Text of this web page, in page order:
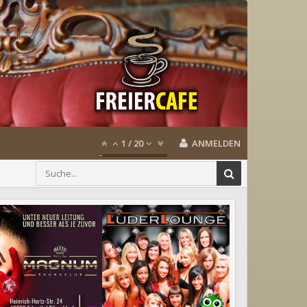
1 / 20 ANMELDEN